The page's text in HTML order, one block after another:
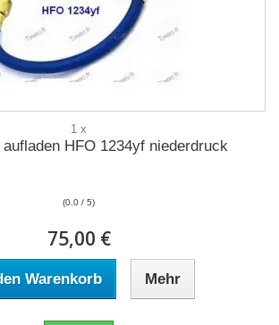
1 x
HFO 1234yf niederdruck
(0.0 / 5)
75,00 €
Warenkorb Mehr